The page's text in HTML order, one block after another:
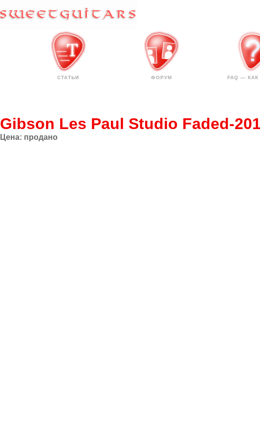
СТАТЬИ ФОРУМ FAQ — КАК
Gibson Les Paul Studio Faded-
Цена: продано